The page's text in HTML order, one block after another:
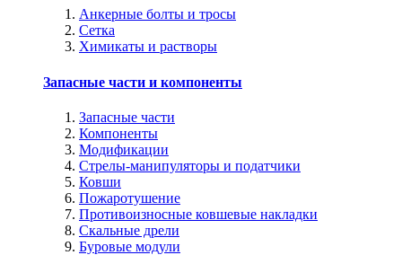
Анкерные болты и тросы
Сетка
Химикаты и растворы
Запасные части и компоненты
Запасные части
Компоненты
Модификации
Стрелы-манипуляторы и податчики
Ковши
Пожаротушение
Противоизносные ковшевые накладки
Скальные дрели
Буровые модули